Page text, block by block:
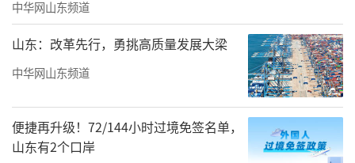
中华网山东频道
山东：改革先行，勇挑高质量发展大梁
中华网山东频道
便捷再升级！72/144小时过境免签名单，
山东有2个口岸